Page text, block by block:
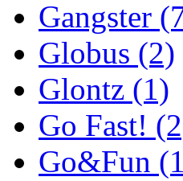
Gangster
Globus (2)
Glontz (1)
Go Fast!
Go&Fun